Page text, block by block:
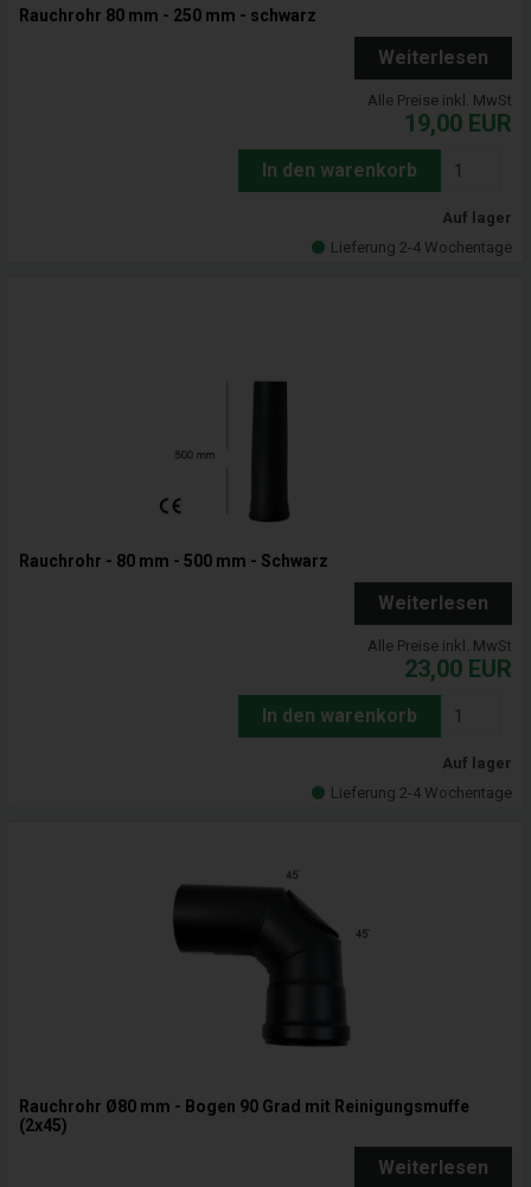
Rauchrohr 80 mm - 250 mm - schwarz
Weiterlesen
Alle Preise inkl. MwSt
19,00 EUR
In den warenkorb
Auf lager
Lieferung 2-4 Wochentage
Rauchrohr - 80 mm - 500 mm - Schwarz
Weiterlesen
Alle Preise inkl. MwSt
23,00 EUR
In den warenkorb
Auf lager
Lieferung 2-4 Wochentage
Rauchrohr Ø80 mm - Bogen 90 Grad mit Reinigungsmuffe
(2x45)
Weiterlesen